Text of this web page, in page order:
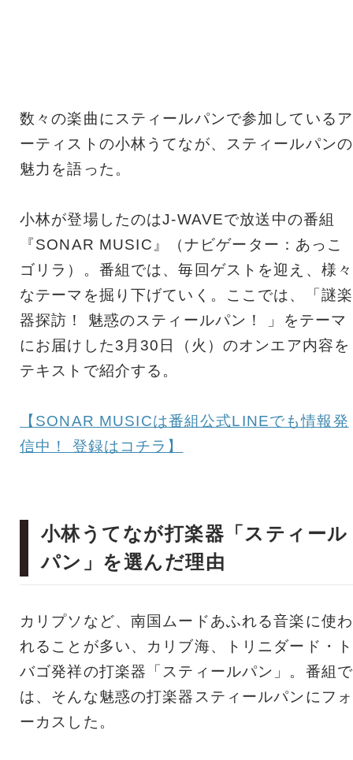
数々の楽曲にスティールパンで参加しているア
ーティストの小林うてなが、スティールパンの
魅力を語った。
小林が登場したのはJ-WAVEで放送中の番組
『SONAR MUSIC』（ナビゲーター：あっこ
ゴリラ）。番組では、毎回ゲストを迎え、様々
なテーマを掘り下げていく。ここでは、「謎楽
器探訪！ 魅惑のスティールパン！ 」をテーマ
にお届けした3月30日（火）のオンエア内容を
テキストで紹介する。
【SONAR MUSICは番組公式LINEでも情報発
信中！ 登録はコチラ】
小林うてなが打楽器「スティール
パン」を選んだ理由
カリプソなど、南国ムードあふれる音楽に使わ
れることが多い、カリブ海、トリニダード・ト
バゴ発祥の打楽器「スティールパン」。番組で
は、そんな魅惑の打楽器スティールパンにフォ
ーカスした。